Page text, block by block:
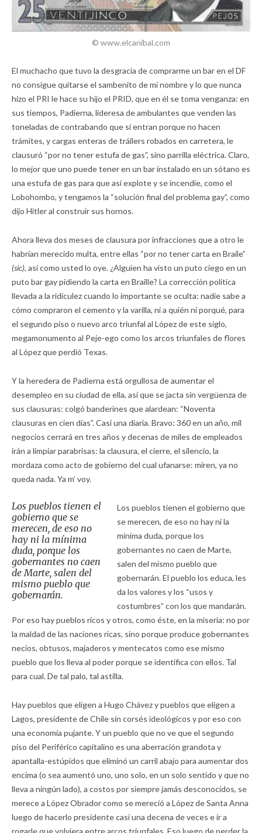
© www.elcanibal.com
El muchacho que tuvo la desgracia de comprarme un bar en el DF
no consigue quitarse el sambenito de mi nombre y lo que nunca
hizo el PRI le hace su hijo el PRID, que en él se toma venganza: en
sus tiempos, Padierna, lideresa de ambulantes que venden las
toneladas de contrabando que sí entran porque no hacen
trámites, y cargas enteras de tráilers robados en carretera, le
clausuró “por no tener estufa de gas”, sino parrilla eléctrica. Claro,
lo mejor que uno puede tener en un bar instalado en un sótano es
una estufa de gas para que así explote y se incendie, como el
Lobohombo, y tengamos la “solución final del problema gay”, como
dijo Hitler al construir sus hornos.
Ahora lleva dos meses de clausura por infracciones que a otro le
habrían merecido multa, entre ellas “por no tener carta en Braile”
(sic), así como usted lo oye. ¿Alguien ha visto un puto ciego en un
puto bar gay pidiendo la carta en Braille? La corrección política
llevada a la ridiculez cuando lo importante se oculta: nadie sabe a
cómo compraron el cemento y la varilla, ni a quién ni porqué, para
el segundo piso o nuevo arco triunfal al López de este siglo,
megamonumento al Peje-ego como los arcos triunfales de flores
al López que perdió Texas.
Y la heredera de Padierna está orgullosa de aumentar el
desempleo en su ciudad de ella, así que se jacta sin vergüenza de
sus clausuras: colgó banderines que alardean: “Noventa
clausuras en cien días”. Casi una diaria. Bravo: 360 en un año, mil
negocios cerrará en tres años y decenas de miles de empleados
irán a limpiar parabrisas: la clausura, el cierre, el silencio, la
mordaza como acto de gobierno del cual ufanarse: miren, ya no
queda nada. Ya m’ voy.
Los pueblos tienen el
gobierno que se
merecen, de eso no
hay ni la mínima
duda, porque los
gobernantes no caen
de Marte, salen del
mismo pueblo que
gobernarán.
Los pueblos tienen el gobierno que
se merecen, de eso no hay ni la
mínima duda, porque los
gobernantes no caen de Marte,
salen del mismo pueblo que
gobernarán. El pueblo los educa, les
da los valores y los “usos y
costumbres” con los que mandarán.
Por eso hay pueblos ricos y otros, como éste, en la miseria: no por
la maldad de las naciones ricas, sino porque produce gobernantes
necios, obtusos, majaderos y mentecatos como ese mismo
pueblo que los lleva al poder porque se identifica con ellos. Tal
para cual. De tal palo, tal astilla.
Hay pueblos que eligen a Hugo Chávez y pueblos que eligen a
Lagos, presidente de Chile sin corsés ideológicos y por eso con
una economía pujante. Y un pueblo que no ve que el segundo
piso del Periférico capitalino es una aberración grandota y
apantalla-estúpidos que eliminó un carril abajo para aumentar dos
encima (o sea aumentó uno, uno solo, en un solo sentido y que no
lleva a ningún lado), a costos por siempre jamás desconocidos, se
merece a López Obrador como se mereció a López de Santa Anna
luego de hacerlo presidente casi una decena de veces e ir a
rogarle que volviera entre arcos triunfales. Eso luego de perder la